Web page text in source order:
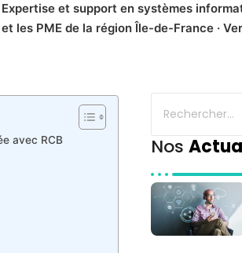
Expertise et support en systèmes
et les PME de la région Île-de-France ·
avec RCB
Nos